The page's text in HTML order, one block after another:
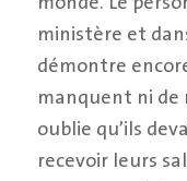
ministère et
démontre
manquent ni de
oublie qu’ils
recevoir leurs